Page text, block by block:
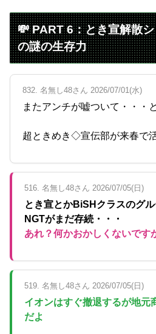
💸 PART 6：とき宣解散
の謎の生存力
832. 名無し48さん 2026/07/01(水)
またアンチが嘘ついて・・・
超ときめき◇宣伝部が来春で
516. 名無し48さん 2026/07/05(日)
とき宣とかBiSHクラスのグ
NGTがまだ存続・・・
あれ？何かおかしくないです
519. 名無し48さん 2026/07/05(日)
イオンはすぐ撤退するが地元
だよ